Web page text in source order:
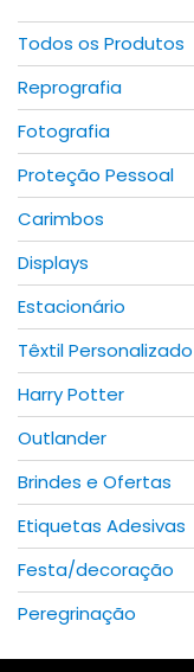
Todos os Produtos
Reprografia
Fotografia
Proteção Pessoal
Carimbos
Displays
Estacionário
Têxtil Personalizado
Harry Potter
Outlander
Brindes e Ofertas
Etiquetas Adesivas
Festa/decoração
Peregrinação